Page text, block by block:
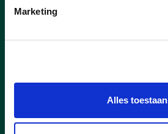
Marketing
Alles toestaan
17/05/26